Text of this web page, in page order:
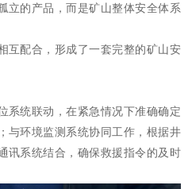
立的产品，而是矿山整体安全体系
互配合，形成了一套完整的矿山安
系统联动，在紧急情况下准确确定
与环境监测系统协同工作，根据井
讯系统结合，确保救援指令的及时